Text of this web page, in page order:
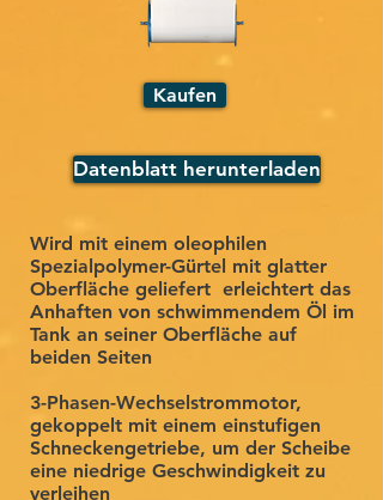
Kaufen
Datenblatt herunterladen
Wird mit einem oleophilen
Spezialpolymer-Gürtel mit glatter
Oberfläche geliefert erleichtert das
Anhaften von schwimmendem Öl im
Tank an seiner Oberfläche auf
beiden Seiten
3-Phasen-Wechselstrommotor,
gekoppelt mit einem einstufigen
Schneckengetriebe, um der Scheibe
eine niedrige Geschwindigkeit zu
verleihen